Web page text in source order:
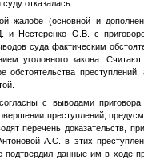
отказалась.
жалобе (основной и
и Нестеренко О.В. с
суда фактическим
уголовного закона.
обстоятельства
с выводами приговора
преступлений,
перечень доказательств,
А.С. в этих
подтвердил данные им в ходе